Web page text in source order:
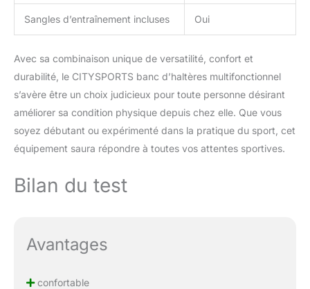
Sangles d’entraînement incluses Oui
Avec sa combinaison unique de versatilité, confort et
durabilité, le CITYSPORTS banc d’haltères multifonctionnel
s’avère être un choix judicieux pour toute personne désirant
améliorer sa condition physique depuis chez elle. Que vous
soyez débutant ou expérimenté dans la pratique du sport, cet
équipement saura répondre à toutes vos attentes sportives.
Bilan du test
Avantages
confortable